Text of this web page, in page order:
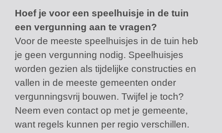
Hoef je voor een speelhuisje in de tuin
een vergunning aan te vragen?
Voor de meeste speelhuisjes in de tuin heb
je geen vergunning nodig. Speelhuisjes
worden gezien als tijdelijke constructies en
vallen in de meeste gemeenten onder
vergunningsvrij bouwen. Twijfel je toch?
Neem even contact op met je gemeente,
want regels kunnen per regio verschillen.